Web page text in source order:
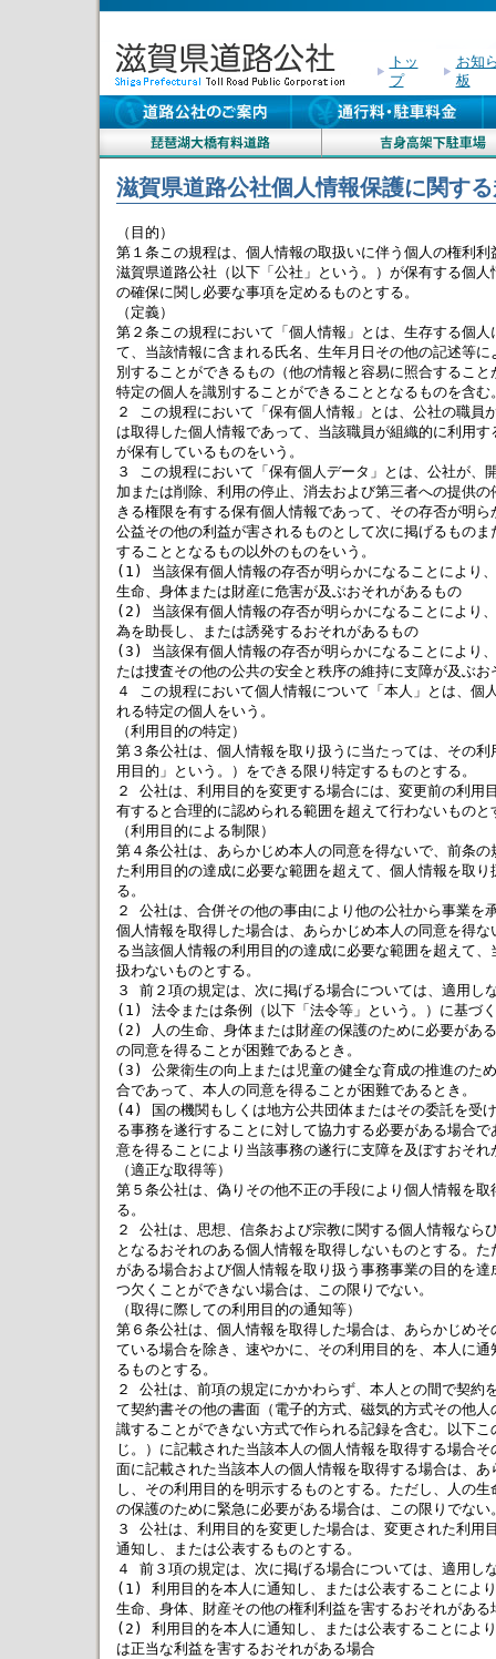
トッ
プ
お知
板
滋賀県道路公社個人情報保護に関す
（目的）
第１条この規程は、個人情報の取扱いに伴う個人の権利利
滋賀県道路公社（以下「公社」という。）が保有する個人
の確保に関し必要な事項を定めるものとする。
（定義）
第２条この規程において「個人情報」とは、生存する個人
て、当該情報に含まれる氏名、生年月日その他の記述等に
別することができるもの（他の情報と容易に照合すること
特定の個人を識別することができることとなるものを含む
２ この規程において「保有個人情報」とは、公社の職員
は取得した個人情報であって、当該職員が組織的に利用す
が保有しているものをいう。
３ この規程において「保有個人データ」とは、公社が、
加または削除、利用の停止、消去および第三者への提供の
きる権限を有する保有個人情報であって、その存否が明
公益その他の利益が害されるものとして次に掲げるものま
することとなるもの以外のものをいう。
(1) 当該保有個人情報の存否が明らかになることにより
生命、身体または財産に危害が及ぶおそれがあるもの
(2) 当該保有個人情報の存否が明らかになることにより
為を助長し、または誘発するおそれがあるもの
(3) 当該保有個人情報の存否が明らかになることにより
たは捜査その他の公共の安全と秩序の維持に支障が及ぶお
４ この規程において個人情報について「本人」とは、個
れる特定の個人をいう。
（利用目的の特定）
第３条公社は、個人情報を取り扱うに当たっては、その利
用目的」という。）をできる限り特定するものとする。
２ 公社は、利用目的を変更する場合には、変更前の利用
有すると合理的に認められる範囲を超えて行わないものと
（利用目的による制限）
第４条公社は、あらかじめ本人の同意を得ないで、前条の
た利用目的の達成に必要な範囲を超えて、個人情報を取り
る。
２ 公社は、合併その他の事由により他の公社から事業を
個人情報を取得した場合は、あらかじめ本人の同意を得な
る当該個人情報の利用目的の達成に必要な範囲を超えて、
扱わないものとする。
３ 前２項の規定は、次に掲げる場合については、適用し
(1) 法令または条例（以下「法令等」という。）に基づ
(2) 人の生命、身体または財産の保護のために必要があ
の同意を得ることが困難であるとき。
(3) 公衆衛生の向上または児童の健全な育成の推進のた
合であって、本人の同意を得ることが困難であるとき。
(4) 国の機関もしくは地方公共団体またはその委託を受
る事務を遂行することに対して協力する必要がある場合で
意を得ることにより当該事務の遂行に支障を及ぼすおそれ
（適正な取得等）
第５条公社は、偽りその他不正の手段により個人情報を取
る。
２ 公社は、思想、信条および宗教に関する個人情報なら
となるおそれのある個人情報を取得しないものとする。
がある場合および個人情報を取り扱う事務事業の目的を達
つ欠くことができない場合は、この限りでない。
（取得に際しての利用目的の通知等）
第６条公社は、個人情報を取得した場合は、あらかじめそ
ている場合を除き、速やかに、その利用目的を、本人に通
るものとする。
２ 公社は、前項の規定にかかわらず、本人との間で契約
て契約書その他の書面（電子的方式、磁気的方式その他人
識することができない方式で作られる記録を含む。以下こ
じ。）に記載された当該本人の個人情報を取得する場合
面に記載された当該本人の個人情報を取得する場合は、あ
し、その利用目的を明示するものとする。ただし、人の
の保護のために緊急に必要がある場合は、この限りでない
３ 公社は、利用目的を変更した場合は、変更された利用
通知し、または公表するものとする。
４ 前３項の規定は、次に掲げる場合については、適用し
(1) 利用目的を本人に通知し、または公表することによ
生命、身体、財産その他の権利利益を害するおそれがある
(2) 利用目的を本人に通知し、または公表することによ
は正当な利益を害するおそれがある場合